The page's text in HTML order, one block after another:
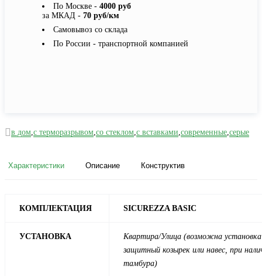
По Москве - 4000 руб
за МКАД - 70 руб/км
Самовывоз со склада
По России - транспортной компанией
в дом,с терморазрывом,со стеклом,с вставками,современные,серые
Характеристики Описание Конструктив
КОМПЛЕКТАЦИЯ SICUREZZA BASIC
УСТАНОВКА
Квартира/Улица (возможна установка
защитный козырек или навес, при
тамбура)